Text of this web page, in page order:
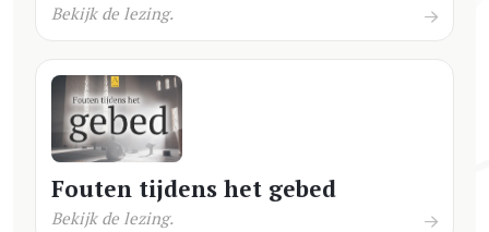
Bekijk de lezing.
Fouten tijdens het gebed
Bekijk de lezing.